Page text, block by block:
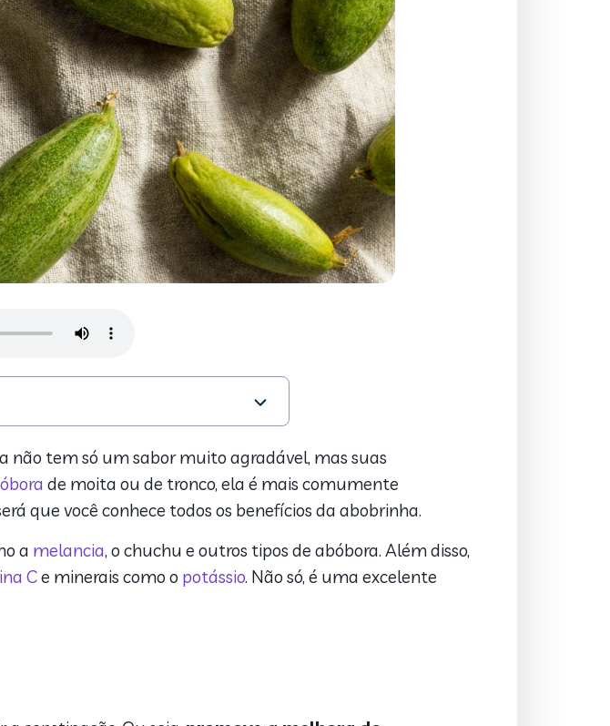
de cabra
não tem só um sabor muito agradável, mas suas
de moita ou de tronco, ela é mais comumente
que você conhece todos os benefícios da abobrinha.
a melancia, o chuchu e outros tipos de abóbora. Além disso,
Ce minerais como o potássio. Não só, é uma excelente